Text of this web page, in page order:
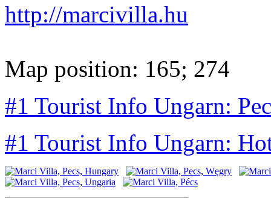
http://marcivilla.hu
Map position: 165; 274
#1 Tourist Info Ungarn:
#1 Tourist Info Ungarn: